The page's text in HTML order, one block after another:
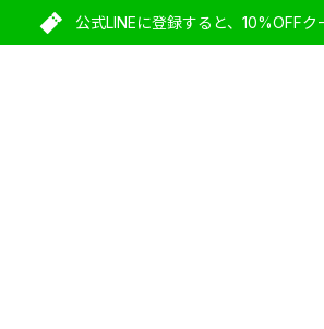
公式LINEに登録すると、10%OFF